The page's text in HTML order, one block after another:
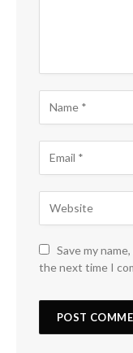
Save my
the next time I